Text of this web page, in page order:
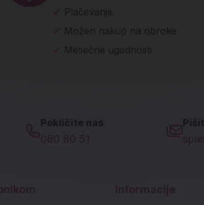
Plačevanje
✓
Možen nakup na obroke
Mesečne ugodnosti
Pokličite nas
080 80 51
Informacije